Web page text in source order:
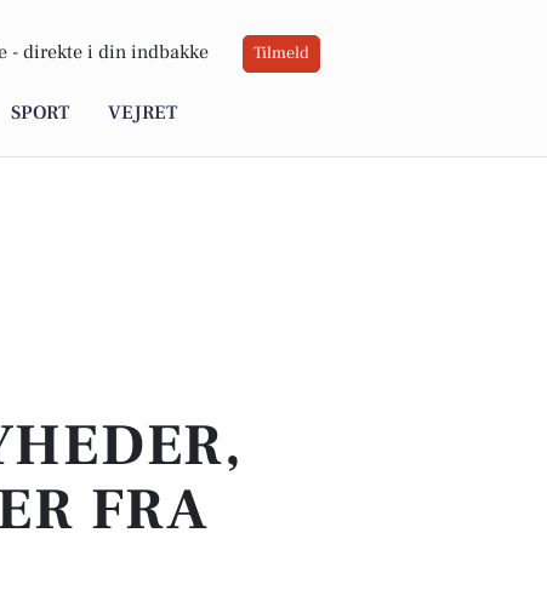
- direkte i din indbakke Tilmeld
SPORT VEJRET
FRA